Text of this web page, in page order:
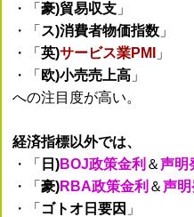
・「 豪)貿易収支 」
・「 ス)消費者物価指数 」
・「 英)サービス業PMI
」
・「 欧)小売売上高 」
への注目度が高い。
経済指標以外では、
・「 日)BOJ政策金利 ＆声明
・「 豪)RBA政策金利 ＆声
・「 ゴトオ日要因 」